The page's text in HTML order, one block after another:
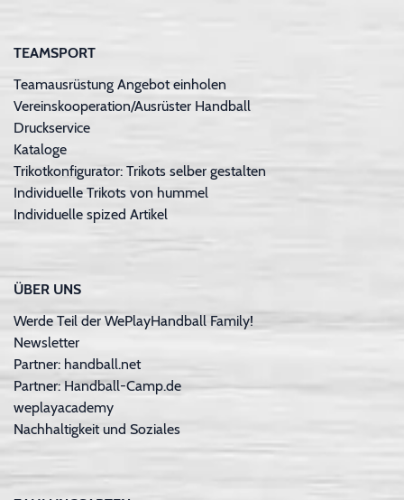
TEAMSPORT
Teamausrüstung Angebot einholen
Vereinskooperation/Ausrüster Handball
Druckservice
Kataloge
Trikotkonfigurator: Trikots selber gestalten
Individuelle Trikots von hummel
Individuelle spized Artikel
ÜBER UNS
Werde Teil der WePlayHandball Family!
Newsletter
Partner: handball.net
Partner: Handball-Camp.de
weplayacademy
Nachhaltigkeit und Soziales